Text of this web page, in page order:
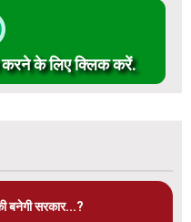
के लिए क्लिक करें.
बनेगी सरकार...?